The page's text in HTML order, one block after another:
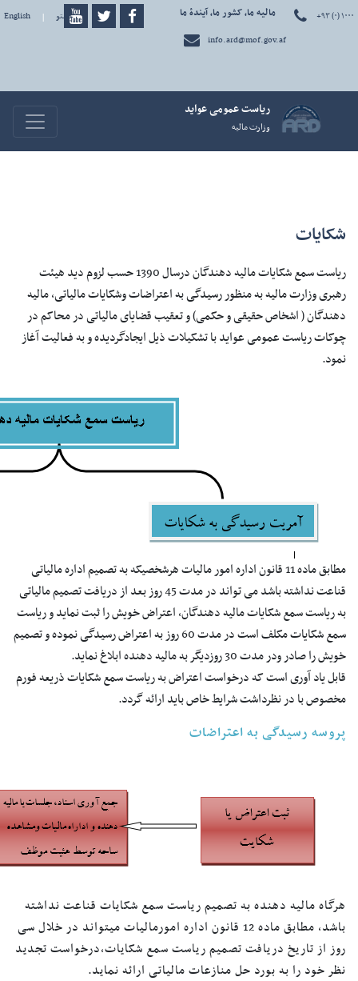
مالیه ما، کشور ما، آیندۀ ما
info.ard@mof.gov.af
+۹۳ (۰) ۱۰۰۰ پښتو |
English
ریاست عمومی عواید
وزارت مالیه
شکایات
ریاست سمع شکایات مالیه دهندگان درسال 1390 حسب لزوم دید هیئت
رهبری وزارت مالیه به منظور رسیدگی به اعتراضات وشکایات مالیاتی، مالیه
دهندگان ( اشخاص حقیقی و حکمی) و تعقیب قضایای مالیاتی در محاکم در
چوکات ریاست عمومی عواید با تشکیلات ذیل ایجادگردیده و به فعالیت آغاز
نمود.
مطابق ماده 11 قانون اداره امور مالیات هرشخصیکه به تصمیم اداره مالیاتی
قناعت نداشته باشد می تواند در مدت 45 روز بعد از دریافت تصمیم مالیاتی
به ریاست سمع شکایات مالیه دهندگان، اعتراض خویش را ثبت نماید و ریاست
سمع شکایات مکلف است در مدت 60 روز به اعتراض رسیدگی نموده و تصمیم
خویش را صادر ودر مدت 30 روزدیگر به مالیه دهنده ابلاغ نماید.
قابل یاد آوری است که درخواست اعتراض به ریاست سمع شکایات ذریعه فورم
مخصوص با در نظرداشت شرایط خاص باید ارائه گردد.
پروسه رسیدگی به اعتراضات
هرگاه مالیه دهنده به تصمیم ریاست سمع شکایات قناعت نداشته
باشد، مطابق ماده 12 قانون اداره امورمالیات میتواند در خلال سی
روز از تاریخ دریافت تصمیم ریاست سمع شکایات،درخواست تجدید
نظر خود را به بورد حل منازعات مالیاتی ارائه نماید.